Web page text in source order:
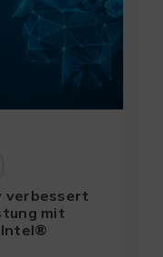
verbessert
mit
Intel®